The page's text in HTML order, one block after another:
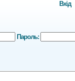
Вхід
Пароль: